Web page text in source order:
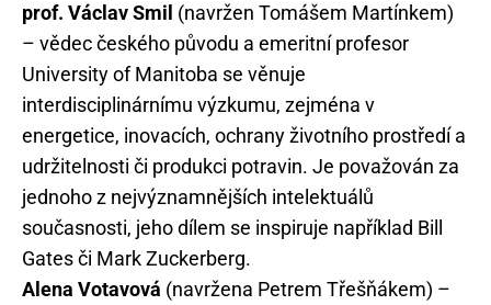
prof. Václav Smil (navržen Tomášem Martínkem)
– vědec českého původu a emeritní profesor
University of Manitoba se věnuje
interdisciplinárnímu výzkumu, zejména v
energetice, inovacích, ochrany životního prostředí a
udržitelnosti či produkci potravin. Je považován za
jednoho z nejvýznamnějších intelektuálů
současnosti, jeho dílem se inspiruje například Bill
Gates či Mark Zuckerberg.
Alena Votavová (navržena Petrem Třešňákem) –